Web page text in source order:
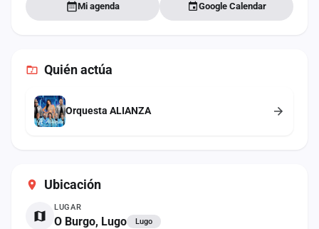
Ubicación
LUGAR
O Burgo, Lugo Lugo
Mi agenda Google Calendar
Quién actúa
Orquesta ALIANZA